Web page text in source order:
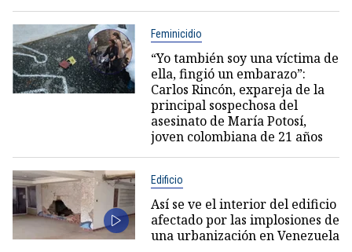
Feminicidio
“Yo también soy una víctima de
ella, fingió un embarazo”:
Carlos Rincón, expareja de la
principal sospechosa del
asesinato de María Potosí,
joven colombiana de 21 años
Edificio
Así se ve el interior del edificio
afectado por las implosiones de
una urbanización en Venezuela